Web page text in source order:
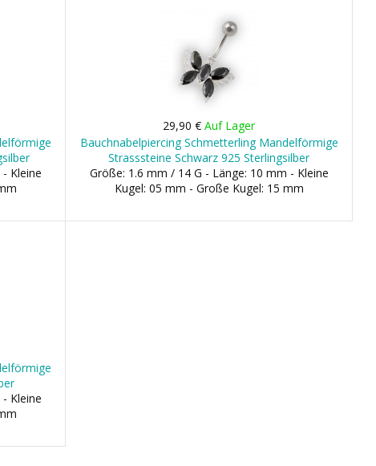
Kleine
29,90 €Auf Lager
Bauchnabelpiercing Schmetterling Mandelförmige
Strasssteine Schwarz 925 Sterlingsilber
Größe: 1.6 mm / 14 G - Länge: 10 mm - Kleine
Kugel: 05 mm - Große Kugel: 15 mm
Kleine